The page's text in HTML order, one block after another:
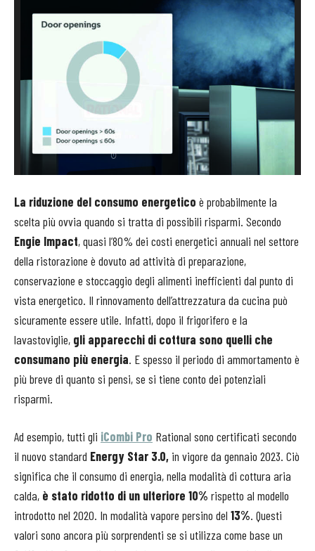
La riduzione del consumo energetico è probabilmente la
scelta più ovvia quando si tratta di possibili risparmi. Secondo
Engie Impact, quasi l’80% dei costi energetici annuali nel settore
della ristorazione è dovuto ad attività di preparazione,
conservazione e stoccaggio degli alimenti inefficienti dal punto di
vista energetico. Il rinnovamento dell’attrezzatura da cucina può
sicuramente essere utile. Infatti, dopo il frigorifero e la
lavastoviglie, gli apparecchi di cottura sono quelli che
consumano più energia. E spesso il periodo di ammortamento è
più breve di quanto si pensi, se si tiene conto dei potenziali
risparmi.
Ad esempio, tutti gli iCombi Pro Rational sono certificati secondo
il nuovo standard Energy Star 3.0, in vigore da gennaio 2023. Ciò
significa che il consumo di energia, nella modalità di cottura aria
calda, è stato ridotto di un ulteriore 10% rispetto al modello
introdotto nel 2020. In modalità vapore persino del 13%. Questi
valori sono ancora più sorprendenti se si utilizza come base un